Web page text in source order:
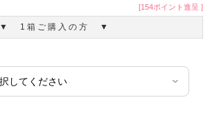
[154ポイント進呈 ]
▼ 1箱ご購入の方 ▼